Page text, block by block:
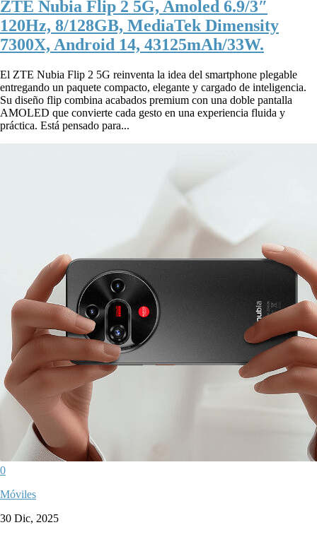
ZTE Nubia Flip 2 5G, Amoled 6.9/3″
120Hz, 8/128GB, MediaTek Dimensity
7300X, Android 14, 43125mAh/33W.
El ZTE Nubia Flip 2 5G reinventa la idea del smartphone plegable
entregando un paquete compacto, elegante y cargado de inteligencia.
Su diseño flip combina acabados premium con una doble pantalla
AMOLED que convierte cada gesto en una experiencia fluida y
práctica. Está pensado para...
0
Móviles
30 Dic, 2025